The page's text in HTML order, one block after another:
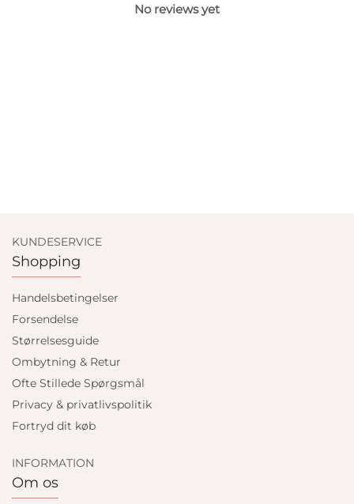
No reviews yet
KUNDESERVICE
Shopping
Handelsbetingelser
Forsendelse
Størrelsesguide
Ombytning & Retur
Ofte Stillede Spørgsmål
Privacy & privatlivspolitik
Fortryd dit køb
INFORMATION
Om os